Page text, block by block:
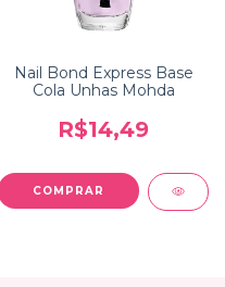
Nail Bond Express Base
Cola Unhas Mohda
R$14,49